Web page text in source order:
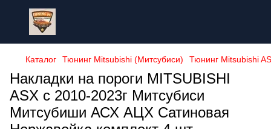
Каталог Тюнинг Mitsubishi (Митсубиси) Тюнинг Mitsubishi
Накладки на пороги MITSUBISHI
ASX с 2010-2023г Митсубиси
Митсубиши АСХ АЦХ Сатиновая